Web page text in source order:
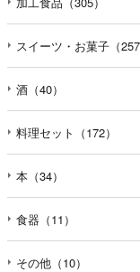
スイーツ・お菓子（257
酒（40）
料理セット（172）
本（34）
食器（11）
その他（10）